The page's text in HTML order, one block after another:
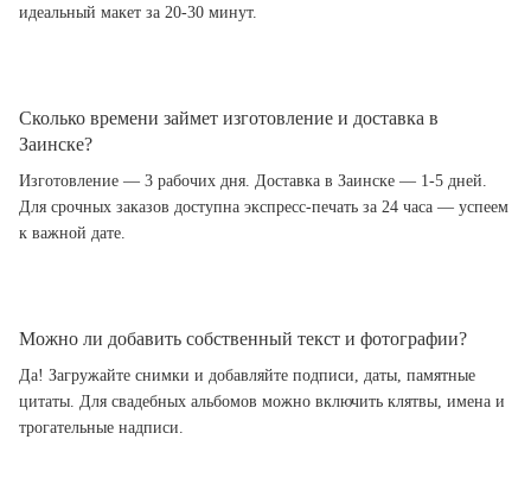
идеальный макет за 20-30 минут.
Сколько времени займет изготовление и доставка в
Заинске?
Изготовление — 3 рабочих дня. Доставка в Заинске — 1-5 дней.
Для срочных заказов доступна экспресс-печать за 24 часа — успеем
к важной дате.
Можно ли добавить собственный текст и фотографии?
Да! Загружайте снимки и добавляйте подписи, даты, памятные
цитаты. Для свадебных альбомов можно включить клятвы, имена и
трогательные надписи.